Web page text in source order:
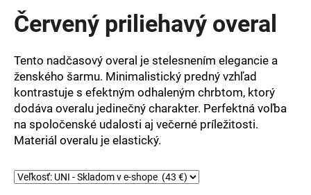
produktu
je
5
hviezdičiek.
Červený priliehavý overal
Tento nadčasový overal je stelesnením elegancie a
ženského šarmu. Minimalistický predný vzhľad
kontrastuje s efektným odhaleným chrbtom, ktorý
dodáva overalu jedinečný charakter. Perfektná voľba
na spoločenské udalosti aj večerné príležitosti.
Materiál overalu je elastický.